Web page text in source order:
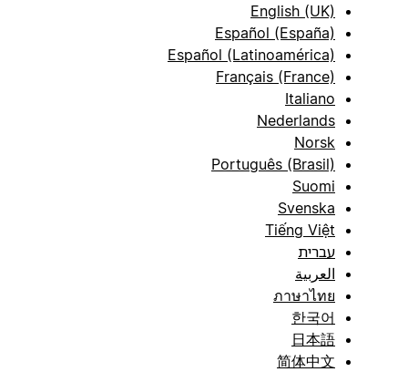
English (UK)
Español (España)
Español (Latinoamérica)
Français (France)
Italiano
Nederlands
Norsk
Português (Brasil)
Suomi
Svenska
Tiếng Việt
עברית
العربية
ภาษาไทย
한국어
日本語
简体中文